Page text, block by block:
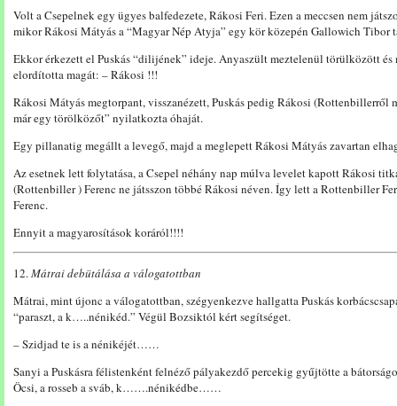
Volt a Csepelnek egy ügyes balfedezete, Rákosi Feri. Ezen a meccsen nem
mikor Rákosi Mátyás a “Magyar Nép Atyja” egy kör közepén Gallowich Tibor
Ekkor érkezett el Puskás “dilijének” ideje. Anyaszült meztelenül törülközött
elordította magát: – Rákosi !!!
Rákosi Mátyás megtorpant, visszanézett, Puskás pedig Rákosi (Rottenbillerről
már egy törölközőt” nyilatkozta óhaját.
Egy pillanatig megállt a levegő, majd a meglepett Rákosi Mátyás zavartan
Az esetnek lett folytatása, a Csepel néhány nap múlva levelet kapott Rákosi
(Rottenbiller ) Ferenc ne játsszon többé Rákosi néven. Így lett a Rottenbiller
Ferenc.
Ennyit a magyarosítások koráról!!!!
12.Mátrai debütálása a válogatottban
Mátrai, mint újonc a válogatottban, szégyenkezve hallgatta Puskás
“paraszt, a k…..nénikéd.” Végül Bozsiktól kért segítséget.
– Szidjad te is a nénikéjét……
Sanyi a Puskásra félistenként felnéző pályakezdő percekig gyűjtötte a
Öcsi, a rosseb a sváb, k…….nénikédbe……